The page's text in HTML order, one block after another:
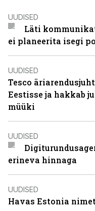
UUDISED
Läti
ei planeerita isegi
UUDISED
Tesco
Eestisse ja hakkab
müüki
UUDISED
erineva hinnaga
UUDISED
Havas Estonia